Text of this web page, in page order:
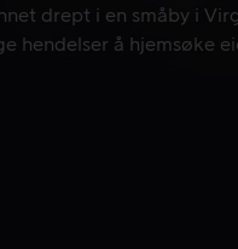
drept i en småby i
drept i en småby i
hendelser å hjemsøke